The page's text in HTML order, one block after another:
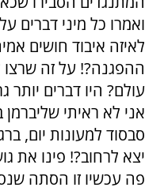
ואמרו כל מיני דברים
לאיזה איבוד חושים
ההפגנה?! על זה שרצו
עולם? היו דברים
אני לא ראיתי
סבסוד למעונות יום,
יצא לרחוב?! פינו את
פה עכשיו זו הסתה